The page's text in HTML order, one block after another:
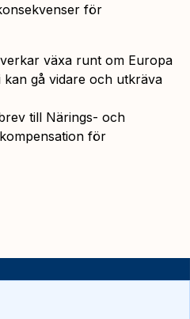
för
växa runt om Europa
gå vidare och utkräva
till Närings- och
för